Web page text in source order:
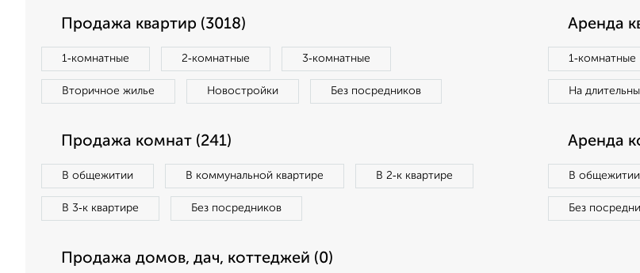
Продажа квартир (3018)
1‑комнатные 2‑комнатные 3‑комнатные
Вторичное жилье Новостройки Без посредников
Аренда
1‑комнатные
На
Продажа комнат (241)
В общежитии В коммунальной квартире В 2‑к квартире
В 3‑к квартире Без посредников
Аренда
В общежитии
Без
Продажа домов, дач, коттеджей (0)